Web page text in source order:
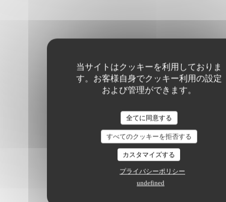
当サイトはクッキーを利用しておりま
す。お客様自身でクッキー利用の設定
および管理ができます。
全てに同意する
すべてのクッキーを拒否する
カスタマイズする
プライバシーポリシー
undefined